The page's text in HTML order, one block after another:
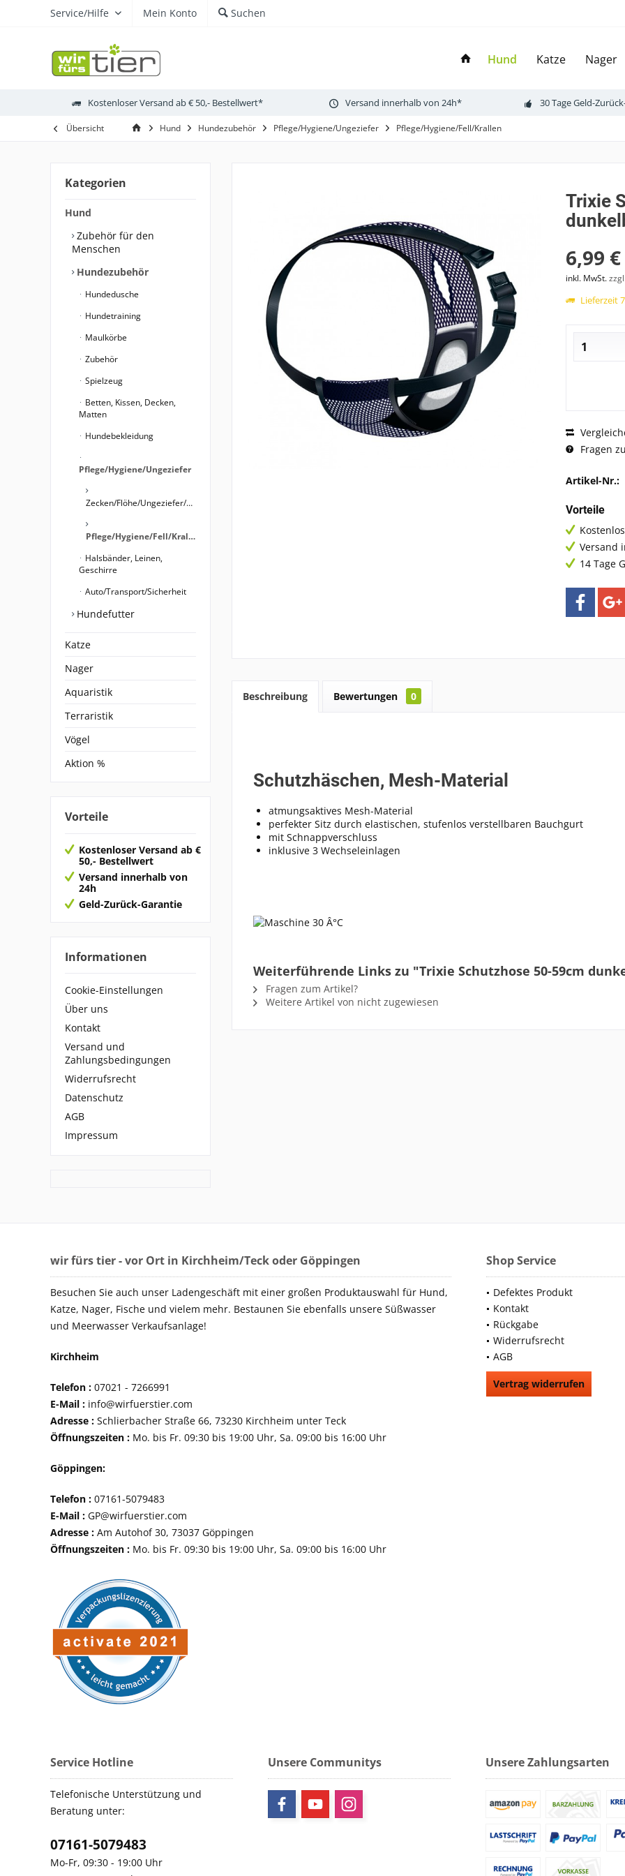
Service/Hilfe Mein Konto Suchen
Hund Katze Nager
Kostenloser Versand ab € 50,- Bestellwert* Versand innerhalb von 24h* 30 Tage Geld-
Übersicht Hund Hundezubehör Pflege/Hygiene/Ungeziefer Pflege/Hygiene/Fell/Krallen
Kategorien
Hund
Zubehör für den
Menschen
Hundezubehör
Hundedusche
Hundetraining
Maulkörbe
Zubehör
Spielzeug
Betten, Kissen, Decken,
Matten
Hundebekleidung
Pflege/Hygiene/Ungeziefer
Zecken/Flöhe/Ungeziefer/Hygiene
Pflege/Hygiene/Fell/Krallen
Halsbänder, Leinen,
Geschirre
Auto/Transport/Sicherheit
Hundefutter
Katze
Nager
Aquaristik
Terraristik
Vögel
Aktion %
Vorteile
Kostenloser Versand ab €
50,- Bestellwert
Versand innerhalb von
24h
Geld-Zurück-Garantie
Informationen
Cookie-Einstellungen
Über uns
Kontakt
Versand und
Zahlungsbedingungen
Widerrufsrecht
Datenschutz
AGB
Impressum
Trixie
6,99
inkl. MwSt.
Lieferzeit
Fragen
Artikel-Nr.:
Vorteile
Versand
14 Tage
Beschreibung Bewertungen 0
Schutzhäschen, Mesh-Material
atmungsaktives Mesh-Material
perfekter Sitz durch elastischen, stufenlos verstellbaren Bauchgurt
mit Schnappverschluss
inklusive 3 Wechseleinlagen
Weiterführende Links zu "Trixie Schutzhose 50-59cm
Fragen zum Artikel?
Weitere Artikel von nicht zugewiesen
wir fürs tier - vor Ort in Kirchheim/Teck oder Göppingen
Besuchen Sie auch unser Ladengeschäft mit einer großen Produktauswahl für Hund,
Katze, Nager, Fische und vielem mehr. Bestaunen Sie ebenfalls unsere Süßwasser
und Meerwasser Verkaufsanlage!
Kirchheim
Telefon : 07021 - 7266991
E-Mail : info@wirfuerstier.com
Adresse : Schlierbacher Straße 66, 73230 Kirchheim unter Teck
Öffnungszeiten : Mo. bis Fr. 09:30 bis 19:00 Uhr, Sa. 09:00 bis 16:00 Uhr
Göppingen:
Telefon : 07161-5079483
E-Mail : GP@wirfuerstier.com
Adresse : Am Autohof 30, 73037 Göppingen
Öffnungszeiten : Mo. bis Fr. 09:30 bis 19:00 Uhr, Sa. 09:00 bis 16:00 Uhr
Shop Service
Defektes Produkt
Kontakt
Rückgabe
Widerrufsrecht
AGB
Vertrag widerrufen
Service Hotline
Telefonische Unterstützung und
Beratung unter:
07161-5079483
Mo-Fr, 09:30 - 19:00 Uhr
Unsere Communitys Unsere Zahlungsarten